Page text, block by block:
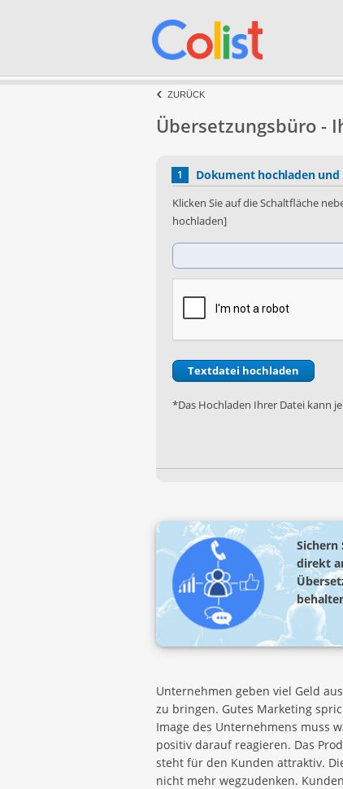
ZURÜCK
Übersetzungsbüro -
1 Dokument hochladen
Klicken Sie auf die Schaltfläche
hochladen]
*Das Hochladen Ihrer Datei kann
Sichern
direkt
Unternehmen geben viel Geld
zu bringen. Gutes Marketing
Image des Unternehmens muss
positiv darauf reagieren. Das
steht für den Kunden attraktiv.
nicht mehr wegzudenken.